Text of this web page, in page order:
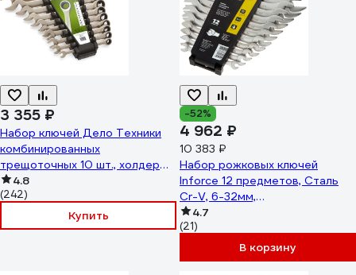
3 355 ₽
Набор ключей Дело Техники
комбинированных
трещоточных 10 шт., холдер
515100
4.8
(242)
Купить
-52%
4 962 ₽
10 383 ₽
Набор рожковых ключей
Inforce 12 предметов, Сталь
Cr-V, 6-32мм,
профессиональный, 06-05-79
4.7
(21)
В корзину